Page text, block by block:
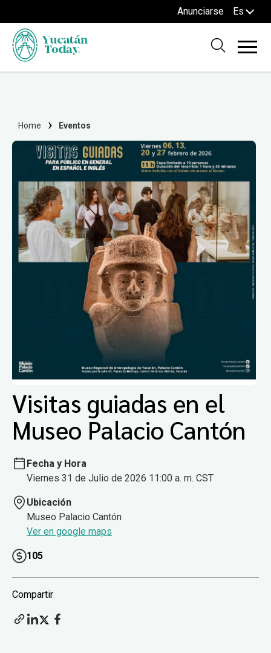
Anunciarse Es
Home Eventos
Visitas guiadas en el
Museo Palacio Cantón
Fecha y Hora
Viernes 31 de Julio de 2026 11:00 a. m. CST
Ubicación
Museo Palacio Cantón
Ver en google maps
105
Compartir